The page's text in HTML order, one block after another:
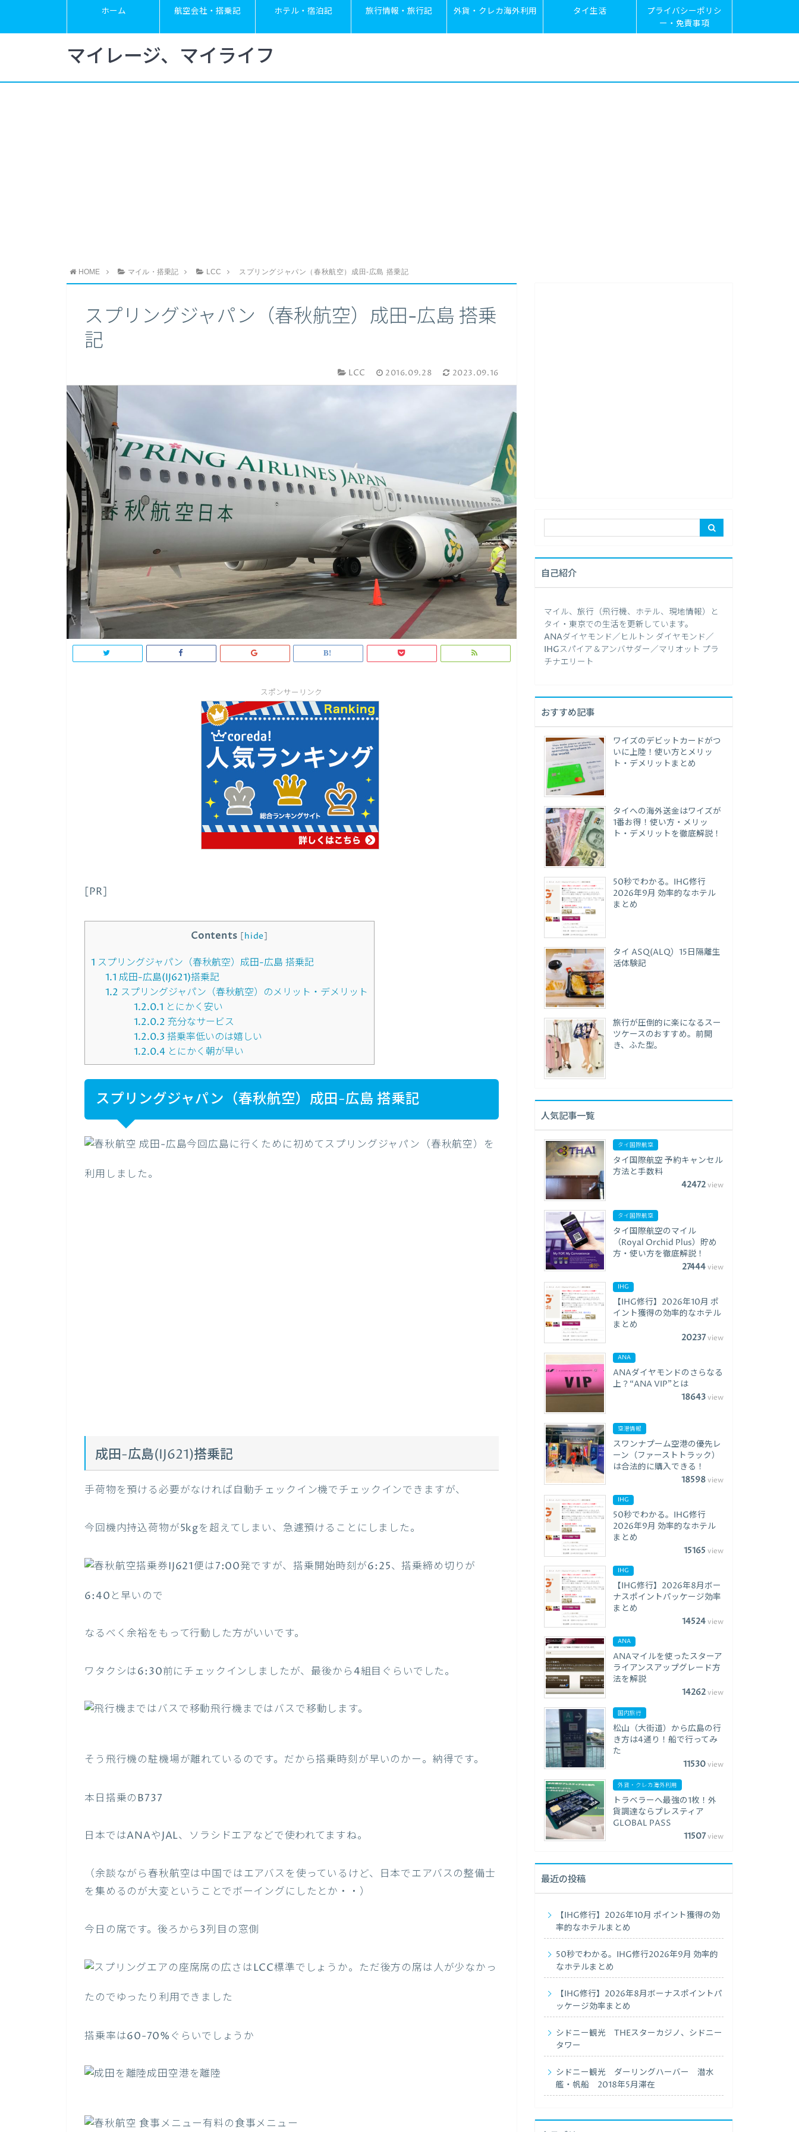
ホーム 航空会社・搭乗記 ホテル・宿泊記 旅行情報・旅行記 外貨・クレカ海外利用 タイ生活
プライバシーポリシ
ー・免責事項
マイレージ、マイライフ
HOME マイル・搭乗記 LCC スプリングジャパン（春秋航空）成田-広島 搭乗記
スプリングジャパン（春秋航空）成田-広島 搭乗
記
LCC 2016.09.28 2023.09.16
スポンサーリンク
[PR]
Contents [hide]
1 スプリングジャパン（春秋航空）成田-広島 搭乗記
1.1 成田-広島(IJ621)搭乗記
1.2 スプリングジャパン（春秋航空）のメリット・デメリット
1.2.0.1 とにかく安い
1.2.0.2 充分なサービス
1.2.0.3 搭乗率低いのは嬉しい
1.2.0.4とにかく朝が早い
スプリングジャパン（春秋航空）成田-広島 搭乗記
今回広島に行くために初めてスプリングジャパン（春秋航空）を
利用しました。
成田-広島(IJ621)搭乗記
手荷物を預ける必要がなければ自動チェックイン機でチェックインできますが、
今回機内持込荷物が5kgを超えてしまい、急遽預けることにしました。
IJ621便は7:00発ですが、搭乗開始時刻が6:25、搭乗締め切りが
6:40と早いので
なるべく余裕をもって行動した方がいいです。
ワタクシは6:30前にチェックインしましたが、最後から4組目ぐらいでした。
飛行機まではバスで移動します。
そう飛行機の駐機場が離れているのです。だから搭乗時刻が早いのかー。納得です。
本日搭乗のB737
日本ではANAやJAL、ソラシドエアなどで使われてますね。
（余談ながら春秋航空は中国ではエアバスを使っているけど、日本でエアバスの整備士
を集めるのが大変ということでボーイングにしたとか・・）
今日の席です。後ろから3列目の窓側
席の広さはLCC標準でしょうか。ただ後方の席は人が少なかっ
たのでゆったり利用できました
搭乗率は60-70%ぐらいでしょうか
成田空港を離陸
有料の食事メニュー
自己紹介
マイル、旅行（飛行機、ホテル、現地情報）と
タイ・東京での生活を更新しています。
ANAダイヤモンド／ヒルトン ダイヤモンド／
IHGスパイア＆アンバサダー／マリオット プラ
チナエリート
おすすめ記事
ワイズのデビットカードがつ
いに上陸！使い方とメリッ
ト・デメリットまとめ
タイへの海外送金はワイズが
1番お得！使い方・メリッ
ト・デメリットを徹底解説！
50秒でわかる。IHG修行
2026年9月 効率的なホテル
まとめ
タイ ASQ(ALQ）15日隔離生
活体験記
旅行が圧倒的に楽になるスー
ツケースのおすすめ。前開
き、ふた型。
人気記事一覧
タイ国際航空
タイ国際航空 予約キャンセル
方法と手数料
42472view
タイ国際航空
タイ国際航空のマイル
（Royal Orchid Plus）貯め
方・使い方を徹底解説！
27444view
IHG
【IHG修行】2026年10月 ポ
イント獲得の効率的なホテル
まとめ
20237view
ANA
ANAダイヤモンドのさらなる
上？“ANA VIP”とは
18643view
空港情報
スワンナプーム空港の優先レ
ーン（ファーストトラック）
は合法的に購入できる！
18598view
IHG
50秒でわかる。IHG修行
2026年9月 効率的なホテル
まとめ
15165 view
IHG
【IHG修行】2026年8月ボー
ナスポイントパッケージ効率
まとめ
14524view
ANA
ANAマイルを使ったスターア
ライアンスアップグレード方
法を解説
14262view
国内旅行
松山（大街道）から広島の行
き方は4通り！船で行ってみ
た
11530view
外貨・クレカ海外利用
トラベラーへ最強の1枚！外
貨調達ならプレスティア
GLOBAL PASS
11507view
最近の投稿
【IHG修行】2026年10月 ポイント獲得の効
率的なホテルまとめ
50秒でわかる。IHG修行2026年9月 効率的
なホテルまとめ
【IHG修行】2026年8月ボーナスポイントパ
ッケージ効率まとめ
シドニー観光 THEスターカジノ、シドニー
タワー
シドニー観光 ダーリングハーバー 潜水
艦・帆船 2018年5月滞在